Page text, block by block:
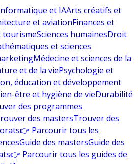
et IAArts créatifs et
et aviationFinances et
tourismeSciences humainesDroit
et sciences
Médecine et sciences de la
et de la viePsychologie et
éducation et développement
être et hygiène de vieDurabilité
des programmes
des mastersTrouver des
👉 Parcourir tous les
Guide des mastersGuide des
👉 Parcourir tous les guides de